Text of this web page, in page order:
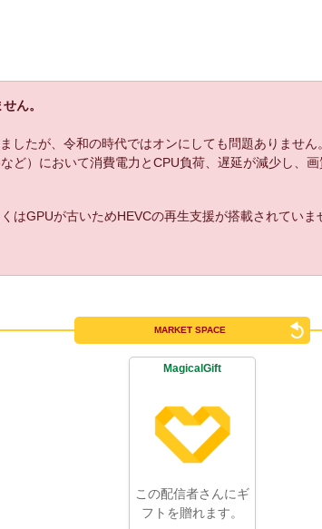
ん。
たが、令和の時代ではオンにしても問題ありません。
）において消費電力とCPU負荷、遅延が減少し、画
GPUが古いためHEVCの再生支援が搭載されていま
MARKET SPACE
MagicalGift
この配信者さんにギ
フトを贈れます。